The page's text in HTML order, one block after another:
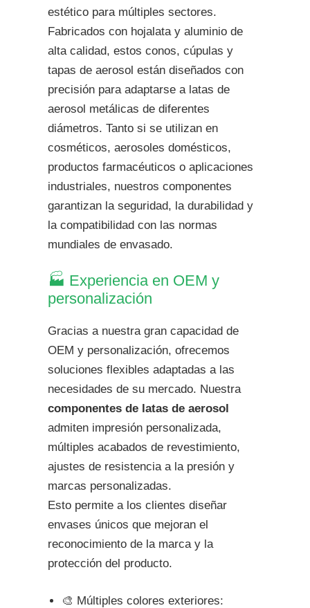
estético para múltiples sectores.
Fabricados con hojalata y aluminio de
alta calidad, estos conos, cúpulas y
tapas de aerosol están diseñados con
precisión para adaptarse a latas de
aerosol metálicas de diferentes
diámetros. Tanto si se utilizan en
cosméticos, aerosoles domésticos,
productos farmacéuticos o aplicaciones
industriales, nuestros componentes
garantizan la seguridad, la durabilidad y
la compatibilidad con las normas
mundiales de envasado.
🏭 Experiencia en OEM y
personalización
Gracias a nuestra gran capacidad de
OEM y personalización, ofrecemos
soluciones flexibles adaptadas a las
necesidades de su mercado. Nuestra
componentes de latas de aerosol
admiten impresión personalizada,
múltiples acabados de revestimiento,
ajustes de resistencia a la presión y
marcas personalizadas.
Esto permite a los clientes diseñar
envases únicos que mejoran el
reconocimiento de la marca y la
protección del producto.
🎨 Múltiples colores exteriores: